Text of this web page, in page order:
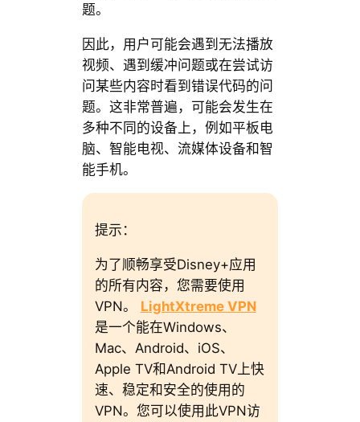
题。
因此，用户可能会遇到无法播放
视频、遇到缓冲问题或在尝试访
问某些内容时看到错误代码的问
题。这非常普遍，可能会发生在
多种不同的设备上，例如平板电
脑、智能电视、流媒体设备和智
能手机。
提示：
为了顺畅享受Disney+应用
的所有内容，您需要使用
VPN。 LightXtreme VPN
是一个能在Windows、
Mac、Android、iOS、
Apple TV和Android TV上快
速、稳定和安全的使用的
VPN。您可以使用此VPN访